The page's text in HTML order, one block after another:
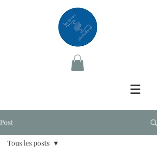
Post
Tous les posts